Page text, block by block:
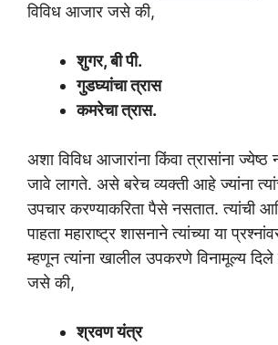
विविध आजार जसे की,
शुगर, बी पी.
गुडघ्यांचा त्रास
कमरेचा त्रास.
अशा विविध आजारांना किंवा त्रासांना ज्येष्ठ
जावे लागते. असे बरेच व्यक्ती आहे ज्यांना
उपचार करण्याकरिता पैसे नसतात. त्यांची
पाहता महाराष्ट्र शासनाने त्यांच्या या
म्हणून त्यांना खालील उपकरणे विनामूल्य
जसे की,
श्रवण यंत्र